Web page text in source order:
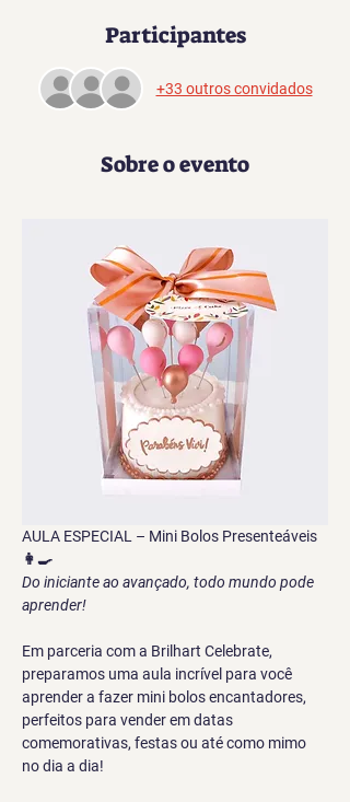
Participantes
+33 outros convidados
Sobre o evento
AULA ESPECIAL – Mini Bolos Presenteáveis
👩‍🍳
Do iniciante ao avançado, todo mundo pode
aprender!
Em parceria com a Brilhart Celebrate,
preparamos uma aula incrível para você
aprender a fazer mini bolos encantadores,
perfeitos para vender em datas
comemorativas, festas ou até como mimo
no dia a dia!